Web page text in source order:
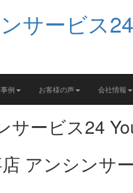
例 お客様の声 会社情報
サービス24